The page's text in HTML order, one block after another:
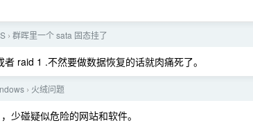
› 群晖里一个 sata 固态挂了
raid 1 .不然要做数据恢复的话就肉痛死了。
› 火绒问题
少碰疑似危险的网站和软件。